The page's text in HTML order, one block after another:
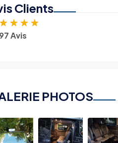
Clients
★ ★ ★ ★
Avis
PHOTOS